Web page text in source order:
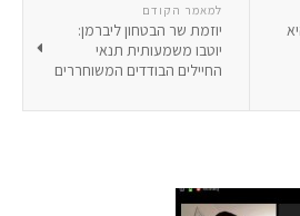
למאמר הקודם
יוזמת שר הבטחון ליברמן:
יוטבו משמעותית תנאי
החיילים הבודדים המשוחררים